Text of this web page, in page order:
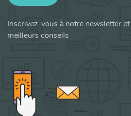
Inscrivez-vous à notre newsletter
meilleurs conseils